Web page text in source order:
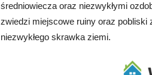
średniowiecza oraz niezwykłymi
zwiedzi miejscowe ruiny oraz pobliski
niezwykłego skrawka ziemi.